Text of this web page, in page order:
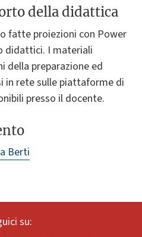
della didattica
fatte proiezioni con Power
didattici. I materiali
preparazione ed
in rete sulle piattaforme di
presso il docente.
Berti
su: